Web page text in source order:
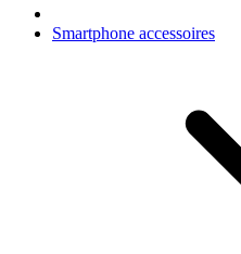
Smartphone accessoires